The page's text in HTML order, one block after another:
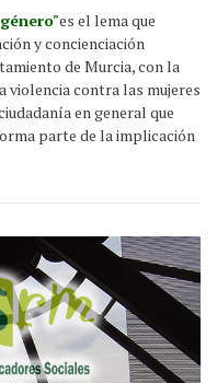
es el lema que
y concienciación
de Murcia, con la
violencia contra las mujeres
en general que
parte de la implicación